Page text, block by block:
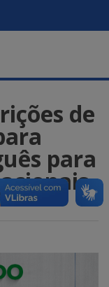
de
para